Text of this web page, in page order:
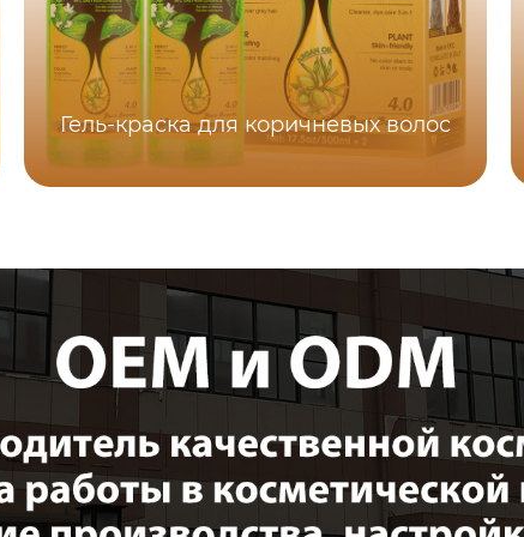
Гель-краска для коричневых волос